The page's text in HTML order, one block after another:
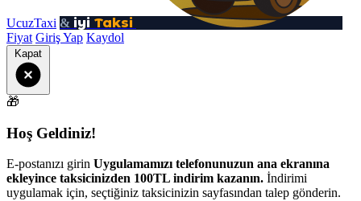
UcuzTaxi & iyi Taksi
Fiyat Giriş Yap Kaydol
Kapat
🎁
Hoş Geldiniz!
E-postanızı girin Uygulamamızı telefonunuzun ana ekranına
ekleyince taksicinizden 100TL indirim kazanın. İndirimi
uygulamak için, seçtiğiniz taksicinizin sayfasından talep gönderin.